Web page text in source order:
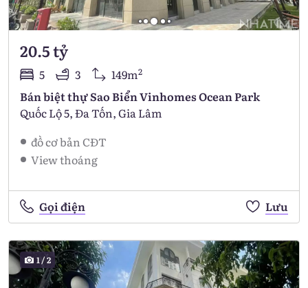
20.5 tỷ
5 3 149m2
Bán biệt thự Sao Biển Vinhomes Ocean Park
Quốc Lộ 5, Đa Tốn, Gia Lâm
đồ cơ bản CĐT
View thoáng
Gọi điện Lưu
1/2